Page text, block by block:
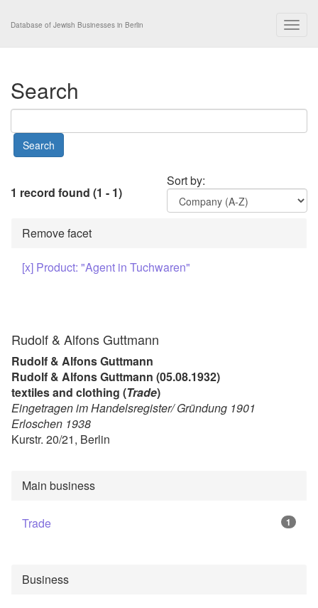
Database of Jewish Businesses in Berlin
Search
Sort by:
1 record found (1 - 1)
Remove facet
[x] Product: "Agent in Tuchwaren"
Rudolf & Alfons Guttmann
Rudolf & Alfons Guttmann
Rudolf & Alfons Guttmann (05.08.1932)
textiles and clothing (Trade)
Eingetragen im Handelsregister/ Gründung 1901
Erloschen 1938
Kurstr. 20/21, Berlin
Main business
Trade 1
Business